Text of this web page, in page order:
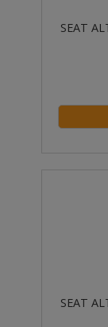
SEAT
SEAT